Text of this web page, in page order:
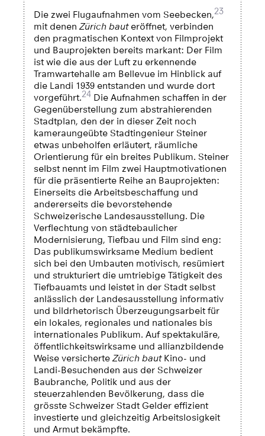
Die zwei Flugaufnahmen vom Seebecken,23
mit denenZürich bauteröffnet, verbinden
den pragmatischen Kontext von Filmprojekt
und Bauprojekten bereits markant: Der Film
ist wie die aus der Luft zu erkennende
Tramwartehalle am Bellevue im Hinblick auf
die Landi 1939 entstanden und wurde dort
vorgeführt.24Die Aufnahmen schaffen in der
Gegenüberstellung zum abstrahierenden
Stadtplan, den der in dieser Zeit noch
kameraungeübte Stadtingenieur Steiner
etwas unbeholfen erläutert, räumliche
Orientierung für ein breites Publikum. Steiner
selbst nennt im Film zwei Hauptmotivationen
für die präsentierte Reihe an Bauprojekten:
Einerseits die Arbeitsbeschaffung und
andererseits die bevorstehende
Schweizerische Landesausstellung. Die
Verflechtung von städtebaulicher
Modernisierung, Tiefbau und Film sind eng:
Das publikumswirksame Medium bedient
sich bei den Umbauten motivisch, resümiert
und strukturiert die umtriebige Tätigkeit des
Tiefbauamts und leistet in der Stadt selbst
anlässlich der Landesausstellung informativ
und bildrhetorisch Überzeugungsarbeit für
ein lokales, regionales und nationales bis
internationales Publikum. Auf spektakuläre,
öffentlichkeitswirksame und allianzbildende
Weise versicherteZürich bautKino- und
Landi-Besuchenden aus der Schweizer
Baubranche, Politik und aus der
steuerzahlenden Bevölkerung, dass die
grösste Schweizer Stadt Gelder effizient
investierte und gleichzeitig Arbeitslosigkeit
und Armut bekämpfte.